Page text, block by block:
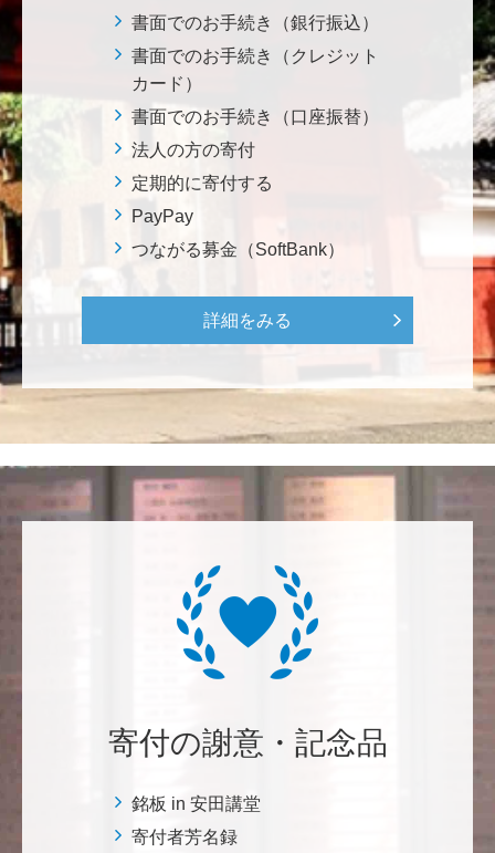
株式会社Ｌｅｇａｌｓｃａｐｅ
当社は、IS・CSで学んだ知見を法領域に応用するとこ
ろから始まりました。この社会でますますコンピュー
タ科学の力が発揮されるよう祈念して、支援いたしま
す。 <コンピュータサイエンス教育支援基金>
世界に貢献を！
田畑 和樹
対校戦勝利、インカレ優勝目指して頑張ってくださ
い！ <漕艇部>
自身の高齢化とともに、障害のある方の苦労がよく理
解できるようになりました。パンフに出ている「重た
いドアの自動ドア化あるいは開閉しやすい折り戸化」
をはじめとして、身近なことでやらなければならない
です。 <障害のある学生や研究者の活躍応援基金>
恵良 道信
リベラルアーツとしての経済学をさらに発展させて 下
書面でのお手続き（銀行振込）
書面でのお手続き（クレジット
カード）
書面でのお手続き（口座振替）
法人の方の寄付
定期的に寄付する
PayPay
つながる募金（SoftBank）
詳細をみる
寄付の謝意・記念品
銘板 in 安田講堂
寄付者芳名録